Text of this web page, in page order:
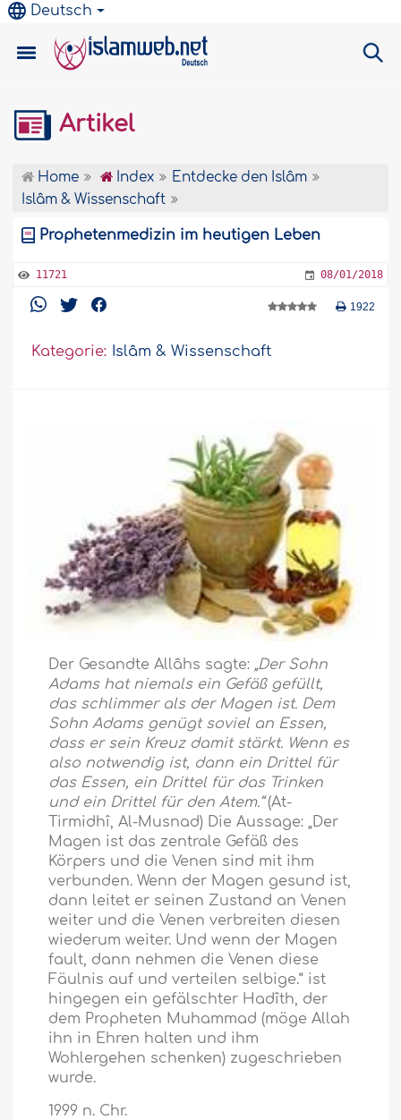
Deutsch
Artikel
Home Index
Entdecke den Islâm
Islâm & Wissenschaft
Prophetenmedizin im heutigen Leben
11721 08/01/2018
1922
Kategorie: Islâm & Wissenschaft
Der Gesandte Allâhs sagte: „Der Sohn
Adams hat niemals ein Gefäß gefüllt,
das schlimmer als der Magen ist. Dem
Sohn Adams genügt soviel an Essen,
dass er sein Kreuz damit stärkt. Wenn es
also notwendig ist, dann ein Drittel für
das Essen, ein Drittel für das Trinken
und ein Drittel für den Atem.“(At-
Tirmidhî, Al-Musnad) Die Aussage: „Der
Magen ist das zentrale Gefäß des
Körpers und die Venen sind mit ihm
verbunden. Wenn der Magen gesund ist,
dann leitet er seinen Zustand an Venen
weiter und die Venen verbreiten diesen
wiederum weiter. Und wenn der Magen
fault, dann nehmen die Venen diese
Fäulnis auf und verteilen selbige.“ ist
hingegen ein gefälschter Hadîth, der
dem Propheten Muhammad (möge Allah
ihn in Ehren halten und ihm
Wohlergehen schenken) zugeschrieben
wurde.
1999 n. Chr.